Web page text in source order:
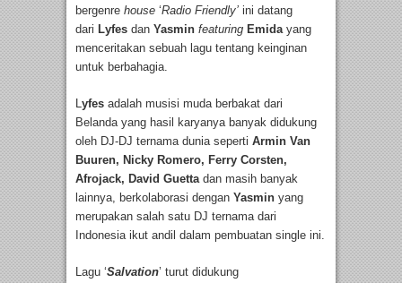
bergenre house ‘Radio Friendly’ ini datang
dari Lyfes dan Yasmin featuring Emidayang
menceritakan sebuah lagu tentang keinginan
untuk berbahagia.
Lyfes adalah musisi muda berbakat dari
Belanda yang hasil karyanya banyak didukung
oleh DJ-DJ ternama dunia seperti Armin Van
Buuren, Nicky Romero, Ferry Corsten,
Afrojack, David Guettadan masih banyak
lainnya, berkolaborasi dengan Yasmin yang
merupakan salah satu DJ ternama dari
Indonesia ikut andil dalam pembuatan single ini.
Lagu ‘Salvation’ turut didukung